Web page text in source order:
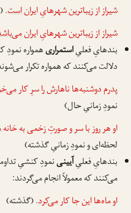
شیراز از زیباترین شهرهایِ ایراناست.
شیراز از زیباترین شهرهایِ ایران
بندهایِ فعلیِاستمراریهمواره نمودِ
دلالت می‌کنند که همواره تکرار
پدرم دوشنبه‌ها ناهارش را سرِ کار
نمودِ زمانیِ حال)
او هر روز با سر و صورتِ زخمی به خانه
لحظه‌ای و نمودِ زمانیِ گذشته)
بندهایِ فعلیِآیینینمودِ کنشیِ
می‌کنند که معمولاً انجام می‌گردند:
او ماه‌ها این جا کارمی‌کرد. (گذشته)